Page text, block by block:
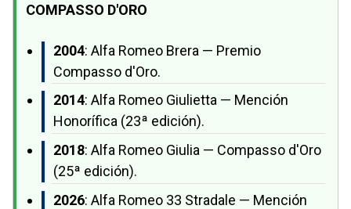
COMPASSO D'ORO
2004: Alfa Romeo Brera — Premio
Compasso d'Oro.
2014: Alfa Romeo Giulietta — Mención
Honorífica (23ª edición).
2018: Alfa Romeo Giulia — Compasso d'Oro
(25ª edición).
2026: Alfa Romeo 33 Stradale — Mención